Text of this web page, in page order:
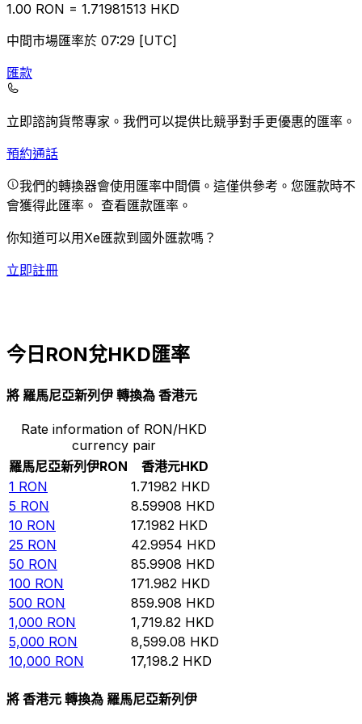
1.00 RON = 1.71981513 HKD
中間市場匯率於 07:29 [UTC]
匯款
立即諮詢貨幣專家。 我們可以提供比競爭對手更優惠的匯率。
預約通話
我們的轉換器會使用匯率中間價。這僅供參考。您匯款時不
會獲得此匯率。 查看匯款匯率。
你知道可以用Xe匯款到國外匯款嗎？
立即註冊
今日RON兌HKD匯率
將 羅馬尼亞新列伊 轉換為 香港元
Rate information of RON/HKD
currency pair
羅馬尼亞新列伊RON 香港元HKD
1 RON 1.71982 HKD
5 RON 8.59908 HKD
10 RON 17.1982 HKD
25 RON 42.9954 HKD
50 RON 85.9908 HKD
100 RON 171.982 HKD
500 RON 859.908 HKD
1,000 RON 1,719.82 HKD
5,000 RON 8,599.08 HKD
10,000 RON 17,198.2 HKD
將 香港元 轉換為 羅馬尼亞新列伊